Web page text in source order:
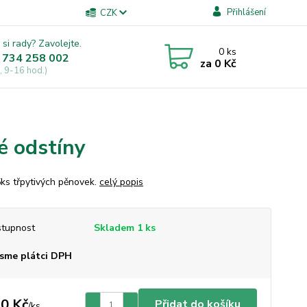
CZK Přihlášení
rady? Zavolejte.
258 002
9-16 hod.)
0ks
za 0 Kč
odstíny
třpytivých pěnovek. celý popis
Skladem 1 ks
plátci DPH